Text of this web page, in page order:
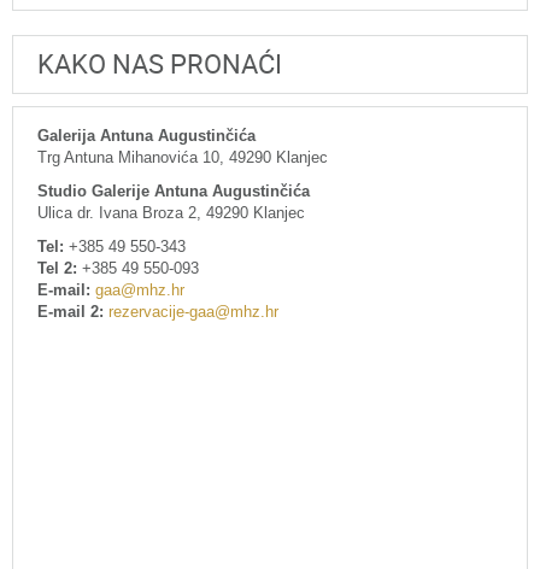
KAKO NAS PRONAĆI
Galerija Antuna Augustinčića
Trg Antuna Mihanovića 10, 49290 Klanjec
Studio Galerije Antuna Augustinčića
Ulica dr. Ivana Broza 2, 49290 Klanjec
Tel: +385 49 550-343
Tel 2: +385 49 550-093
E-mail: gaa@mhz.hr
E-mail 2: rezervacije-gaa@mhz.hr